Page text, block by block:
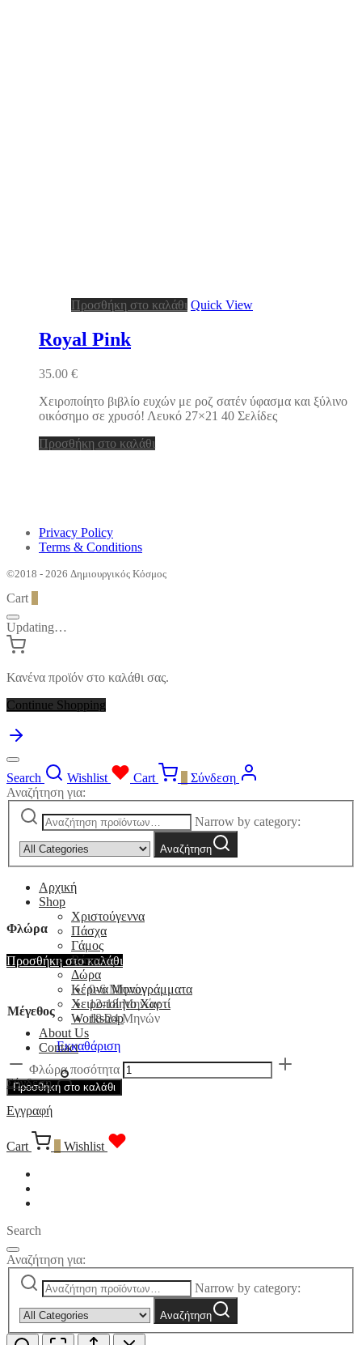
Προσθήκη στο καλάθι Quick View
Royal Pink
35.00 €
Χειροποίητο βιβλίο ευχών με ροζ σατέν ύφασμα και ξύλινο
οικόσημο σε χρυσό! Λευκό 27×21 40 Σελίδες
Προσθήκη στο καλάθι
Φλώρα
Προσθήκη στο καλάθι
Μέγεθος
0-6 Μηνών
12-18 Μηνών
18-24 Μηνών
Εκκαθάριση
Φλώρα ποσότητα
Προσθήκη στο καλάθι
Privacy Policy
Terms & Conditions
©2018 - 2026 Δημιουργικός Κόσμος
Cart
Updating…
Κανένα προϊόν στο καλάθι σας.
Continue Shopping
Search Wishlist Cart
Σύνδεση
Αναζήτηση για:
Narrow by category:
Αναζήτηση
Αρχική
Shop
Χριστούγεννα
Πάσχα
Γάμος
Βάπτιση
Δώρα
Κέρινα Μονογράμματα
Χειροποίητο Χαρτί
Workshop
About Us
Contact
Σύνδεση
Εγγραφή
Cart Wishlist
Search
Αναζήτηση για:
Narrow by category:
Αναζήτηση